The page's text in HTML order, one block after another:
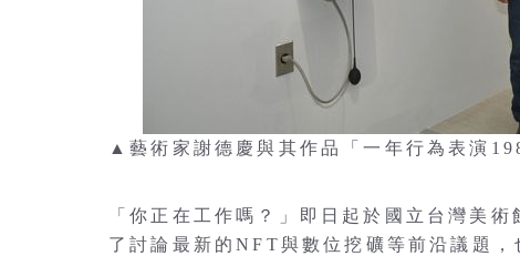
▲藝術家謝德慶與其作品「一年行為表演
「你正在工作嗎？」即日起於國立台灣美
了討論最新的NFT與數位挖礦等前沿議題